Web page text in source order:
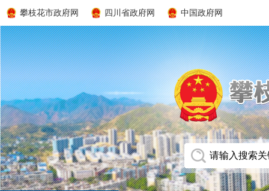
攀枝花市政府网 四川省政府网 中国政府网